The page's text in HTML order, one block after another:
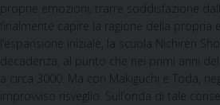
proprie emozioni, trarre soddisfazione
finalmente capire la ragione della propria
l’espansione iniziale, la scuola Nichiren
decadenza, al punto che nei primi anni
a circa 3000. Ma con Makiguchi e Toda,
improvviso risveglio. Sull’onda di tale